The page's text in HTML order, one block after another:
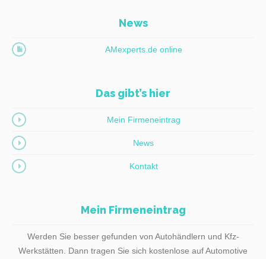
News
AMexperts.de online
Das gibt’s hier
Mein Firmeneintrag
News
Kontakt
Mein Firmeneintrag
Werden Sie besser gefunden von Autohändlern und Kfz-
Werkstätten. Dann tragen Sie sich kostenlose auf Automotive